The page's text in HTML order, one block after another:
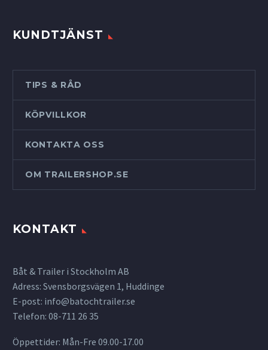
KUNDTJÄNST
TIPS & RÅD
KÖPVILLKOR
KONTAKTA OSS
OM TRAILERSHOP.SE
KONTAKT
Båt & Trailer i Stockholm AB
Adress: Svensborgsvägen 1, Huddinge
E-post: info@batochtrailer.se
Telefon: 08-711 26 35
Öppettider: Mån-Fre 09.00-17.00